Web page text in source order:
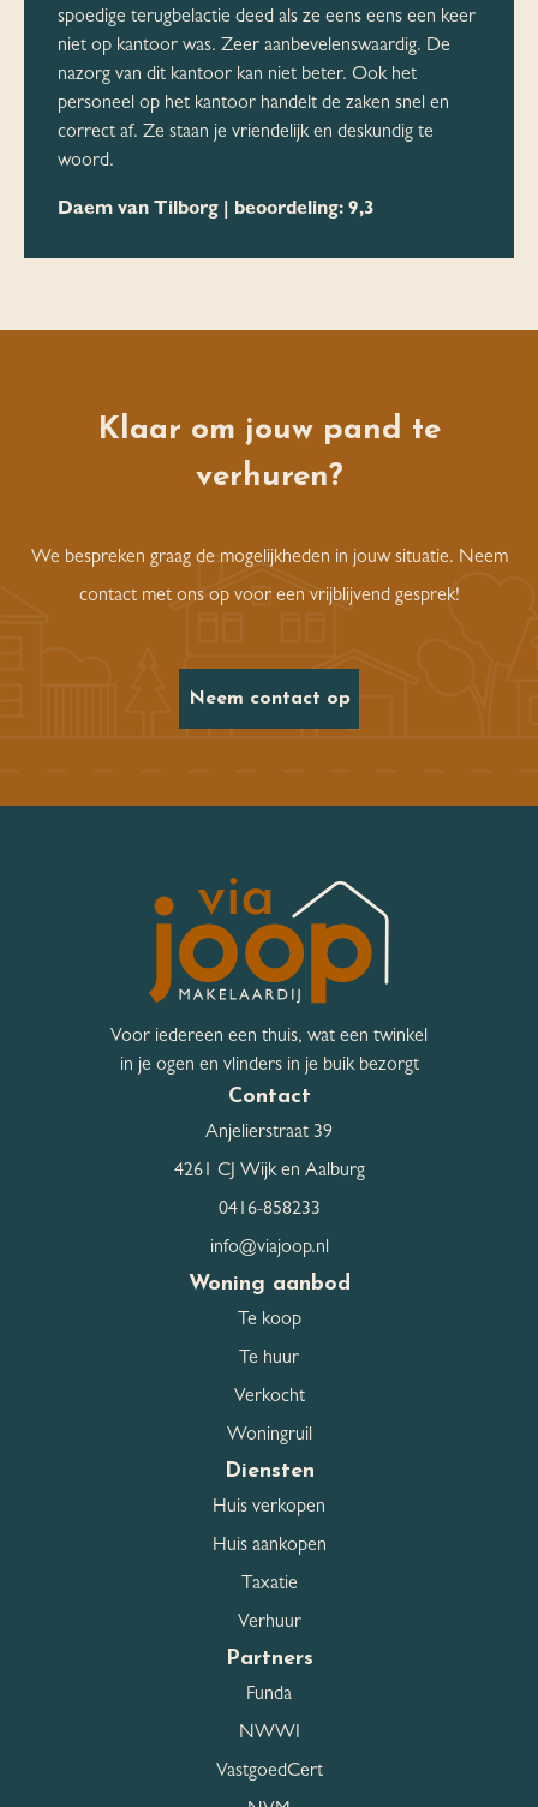
spoedige terugbelactie deed als ze eens eens een keer
niet op kantoor was. Zeer aanbevelenswaardig. De
nazorg van dit kantoor kan niet beter. Ook het
personeel op het kantoor handelt de zaken snel en
correct af. Ze staan je vriendelijk en deskundig te
woord.
Daem van Tilborg | beoordeling: 9,3
Klaar om jouw pand te
verhuren?
We bespreken graag de mogelijkheden in jouw situatie. Neem
contact met ons op voor een vrijblijvend gesprek!
Neem contact op
Voor iedereen een thuis, wat een twinkel
in je ogen en vlinders in je buik bezorgt
Contact
Anjelierstraat 39
4261 CJ Wijk en Aalburg
0416-858233
info@viajoop.nl
Woning aanbod
Te koop
Te huur
Verkocht
Woningruil
Diensten
Huis verkopen
Huis aankopen
Taxatie
Verhuur
Partners
Funda
NWWI
VastgoedCert